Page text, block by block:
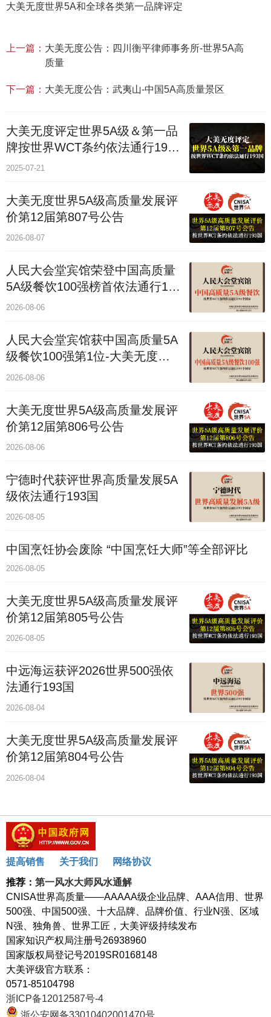
大美无度世界5A和全球各类第一品牌评定
上一篇： 大美无度公告：四川衡平律师事务所-世界5A高
质量
下一篇： 大美无度公告：武夷山-中国5A高质量景区
大美无度评定世界5A级＆第一品
牌按世界WCT条约依法通行193
个国家
2025-07-21
大美无度世界5A级高质量发展评
价第12届第807号公告
2026-08-07
人民大会堂宾馆荣登中国高质量
5A级餐饮100强榜首依法通行193
国
2026-08-06
人民大会堂宾馆获中国高质量5A
级餐饮100强第1位-大美无度评
价通193国
2026-08-06
大美无度世界5A级高质量发展评
价第12届第806号公告
2026-08-06
宁德时代获评世界高质量发展5A
级依法通行193国
2026-08-05
中国烹饪协会废除 “中国烹饪大师”等全部评比
2026-08-05
大美无度世界5A级高质量发展评
价第12届第805号公告
2026-08-05
中远海运获评2026世界500强依
法通行193国
2026-08-04
大美无度世界5A级高质量发展评
价第12届第804号公告
2026-08-04
提高销售 关于我们
网络协议
推荐： 第一风水大师风水通解
CNISA世界高质量——AAAAA级企业品牌、AAA信用、世界
500强、中国500强、十大品牌、品牌价值、行业N强、区域
N强、独角兽、世界工匠，大美评级持续发布
国家知识产权局注册号26938960
国家版权局登记号2019SR0168148
大美评级官方联系：
0571-85104798
浙ICP备12012587号-4
浙公安网备33010402001470号